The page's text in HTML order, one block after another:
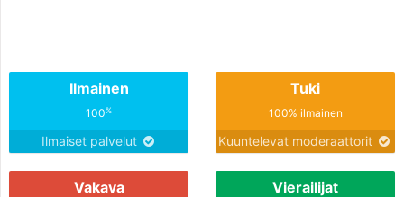
Ilmainen
100%
Ilmaiset palvelut
Tuki
100% ilmainen
Kuuntelevat moderaattorit
Vakava Vierailijat